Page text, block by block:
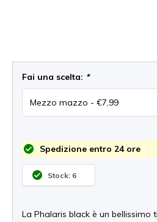
Fai una scelta: *
Spedizione entro 24 ore
Stock: 6
La Phalaris black è un bellissimo